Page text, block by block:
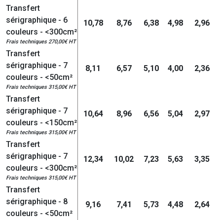
Transfert
sérigraphique - 6
couleurs - <300cm²
Frais techniques 270,00€ HT
10,78 8,76 6,38 4,98 2,96
Transfert
sérigraphique - 7
couleurs - <50cm²
Frais techniques 315,00€ HT
8,11 6,57 5,10 4,00 2,36
Transfert
sérigraphique - 7
couleurs - <150cm²
Frais techniques 315,00€ HT
10,64 8,96 6,56 5,04 2,97
Transfert
sérigraphique - 7
couleurs - <300cm²
Frais techniques 315,00€ HT
12,34 10,02 7,23 5,63 3,35
Transfert
sérigraphique - 8
couleurs - <50cm²
9,16 7,41 5,73 4,48 2,64